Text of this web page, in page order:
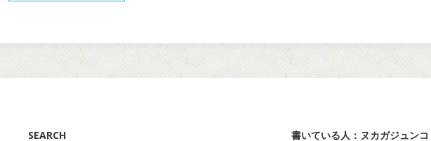
SEARCH 書いている人：ヌカガジュンコ